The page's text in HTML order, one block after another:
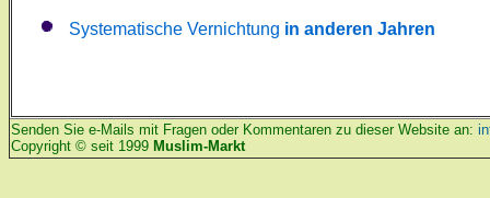
Systematische Vernichtung in anderen Jahren
Senden Sie e-Mails mit Fragen oder Kommentaren zu dieser Website an:
Copyright © seit 1999 Muslim-Markt